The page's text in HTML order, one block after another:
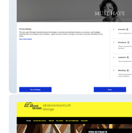
The Green Pearl